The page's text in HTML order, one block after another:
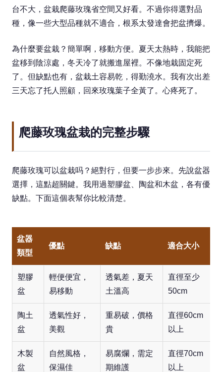
台不大，盆栽爬藤玫瑰省空間又好看。不過你得選對品
種，像一些大型品種就不適合，根系太發達會把盆擠爆。
為什麼要盆栽？簡單啊，移動方便。夏天太熱時，我能把
盆移到陰涼處，冬天冷了就搬進屋裡。不像地栽固定死
了。但缺點也有，盆栽土容易乾，得勤澆水。我有次出差
三天忘了托人照顧，回來玫瑰葉子全黃了。心疼死了。
爬藤玫瑰盆栽的完整步驟
爬藤玫瑰可以盆栽吗？絕對行，但要一步步來。先說盆器
選擇，這點超關鍵。我用過塑膠盆、陶盆和木盆，各有優
缺點。下面這個表幫你比較清楚。
盆器
類型
優點 缺點 適合大小
塑膠
盆
輕便便宜，
易移動
透氣差，夏天
土溫高
直徑至少
50cm
陶土
盆
透氣性好，
美觀
重易破，價格
貴
直徑60cm
以上
木製
盆
自然風格，
保濕佳
易腐爛，需定
期維護
直徑70cm
以上